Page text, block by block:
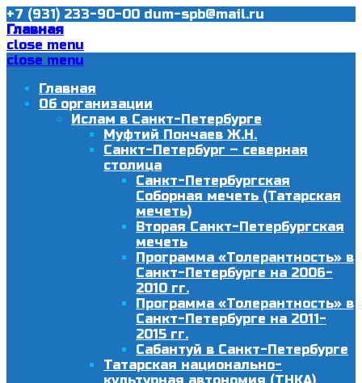
+7 (931) 233-90-00 dum-spb@mail.ru
Главная
close menu
close menu
Главная
Об организации
Ислам в Санкт-Петербурге
Муфтий Пончаев Ж.Н.
Санкт-Петербург – северная
столица
Санкт-Петербургская
Соборная мечеть (Татарская
мечеть)
Вторая Санкт-Петербургская
мечеть
Программа «Толерантность» в
Санкт-Петербурге на 2006-
2010 гг.
Программа «Толерантность» в
Санкт-Петербурге на 2011-
2015 гг.
Сабантуй в Санкт-Петербурге
Татарская национально-